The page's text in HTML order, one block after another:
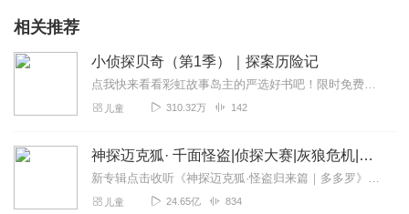
和蝙蝠开始了新的调查，那个看不见的怪人究竟是谁？酷影
行动小组究竟能不能顺利破案呢？我会一直支持主播的！！
2023-01-16
我一直反反复复的听第一季，都要会背了，终于等到第二季
相关推荐
小侦探贝奇（第1季）｜探案历险记
点我快来看看彩虹故事岛主的严选好书吧！限时免费收听，第1季已更新完毕第2季已经上线，欢迎收听~音频原著系列图书《少年贝奇》（徐然著）已上市~喜爱的朋友多多关注...
儿童 310.32万 142
神探迈克狐· 千面怪盗|侦探大赛|灰狼危机|多多罗
新专辑点击收听《神探迈克狐·怪盗归来篇｜多多罗》！！！>>>点击进入主播橱窗购买《神探迈克狐》系列图书吧!<<<多多罗故事【点击前往】收听多多罗其他好玩有趣的故...
儿童 24.65亿 834